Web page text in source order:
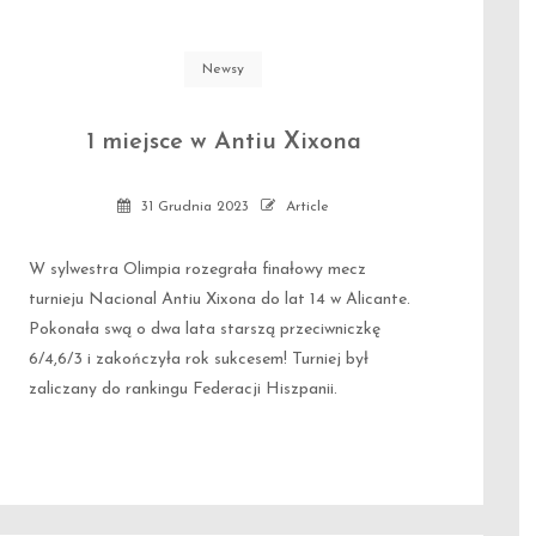
Newsy
1 miejsce w Antiu Xixona
31 Grudnia 2023 Article
W sylwestra Olimpia rozegrała finałowy mecz
turnieju Nacional Antiu Xixona do lat 14 w Alicante.
Pokonała swą o dwa lata starszą przeciwniczkę
6/4,6/3 i zakończyła rok sukcesem! Turniej był
zaliczany do rankingu Federacji Hiszpanii.